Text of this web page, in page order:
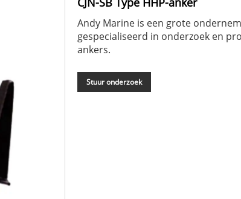
Andy Marine is een grote
gespecialiseerd in onderzoek en
ankers.
Stuur onderzoek